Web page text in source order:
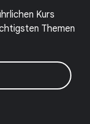
Kurs
Themen